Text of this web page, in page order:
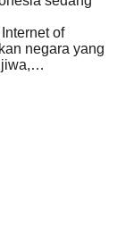
of
negara yang
jiwa,…